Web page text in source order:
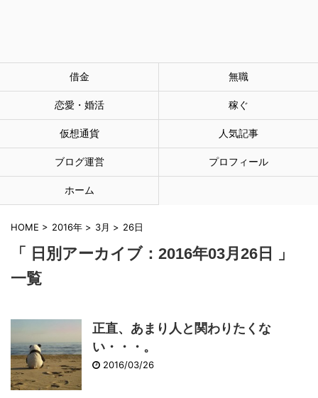
借金 無職
恋愛・婚活 稼ぐ
仮想通貨 人気記事
ブログ運営 プロフィール
ホーム
HOME > 2016年 > 3月 > 26日
「 日別アーカイブ：2016年03月26日 」
一覧
正直、あまり人と関わりたくな
い・・・。
2016/03/26